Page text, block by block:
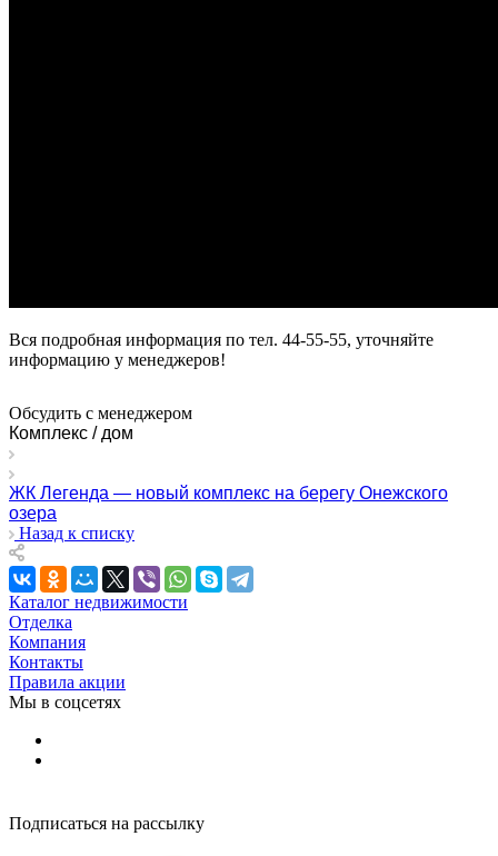
Вся подробная информация по тел. 44-55-55, уточняйте
информацию у менеджеров!
Обсудить с менеджером
Комплекс / дом
ЖК Легенда — новый комплекс на берегу Онежского
озера
Назад к списку
Каталог недвижимости
Отделка
Компания
Контакты
Правила акции
Мы в соцсетях
Подписаться на рассылку